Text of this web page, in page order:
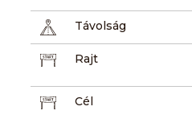
Távolság
Rajt
Cél